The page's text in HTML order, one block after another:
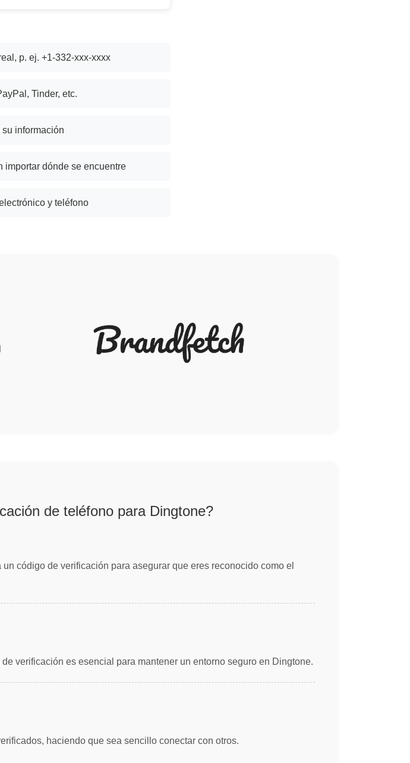
p. ej. +1-332-xxx-xxxx
Tinder, etc.
información
importar dónde se encuentre
y teléfono
de teléfono para Dingtone?
código de verificación para asegurar que eres reconocido como el
verificación es esencial para mantener un entorno seguro en Dingtone.
haciendo que sea sencillo conectar con otros.